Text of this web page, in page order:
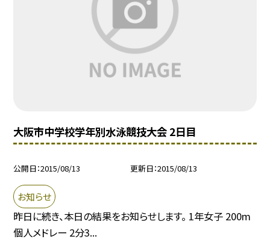
大阪市中学校学年別水泳競技大会 2日目
公開日 2015/08/13 更新日 2015/08/13
お知らせ
昨日に続き、本日の結果をお知らせします。 1年女子 200m
個人メドレー 2分3...